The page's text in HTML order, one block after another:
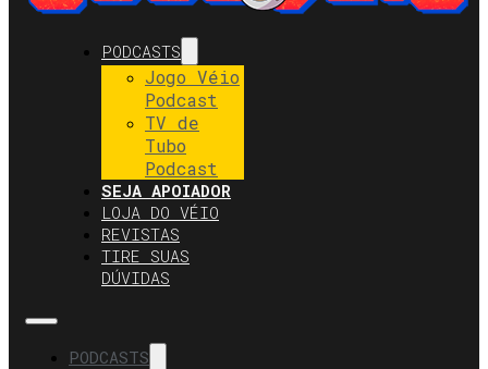
PODCASTS
Jogo Véio
Podcast
TV de
Tubo
Podcast
SEJA APOIADOR
LOJA DO VÉIO
REVISTAS
TIRE SUAS
DÚVIDAS
PODCASTS